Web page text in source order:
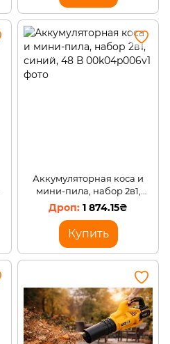
Аккумуляторная коса и
мини-пила, набор 2в1,
синий, 48 В
1 874.15₴
Купить